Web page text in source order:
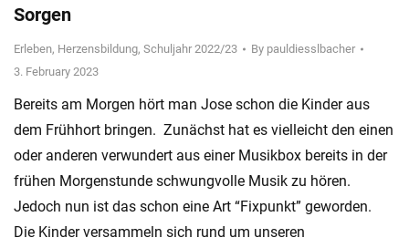
Sorgen
Erleben, Herzensbildung, Schuljahr 2022/23 By pauldiesslbacher
3. February 2023
Bereits am Morgen hört man Jose schon die Kinder aus
dem Frühhort bringen. Zunächst hat es vielleicht den einen
oder anderen verwundert aus einer Musikbox bereits in der
frühen Morgenstunde schwungvolle Musik zu hören.
Jedoch nun ist das schon eine Art “Fixpunkt” geworden.
Die Kinder versammeln sich rund um unseren